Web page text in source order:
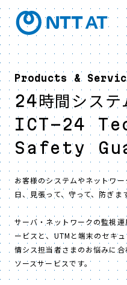
Products &
24時間システ
ICT-24
Safety
お客様のシステムやネットワ
日、見張って、守って、防ぎま
サーバ・ネットワークの監視
ービスと、UTMと端末のセキ
情シス担当者さまのお悩みに
ソースサービスです。